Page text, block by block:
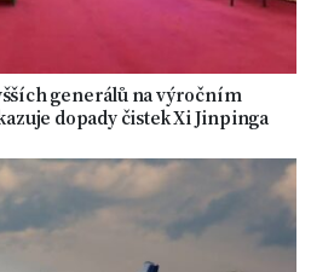
generálů na výročním
dopady čistek Xi Jinpinga